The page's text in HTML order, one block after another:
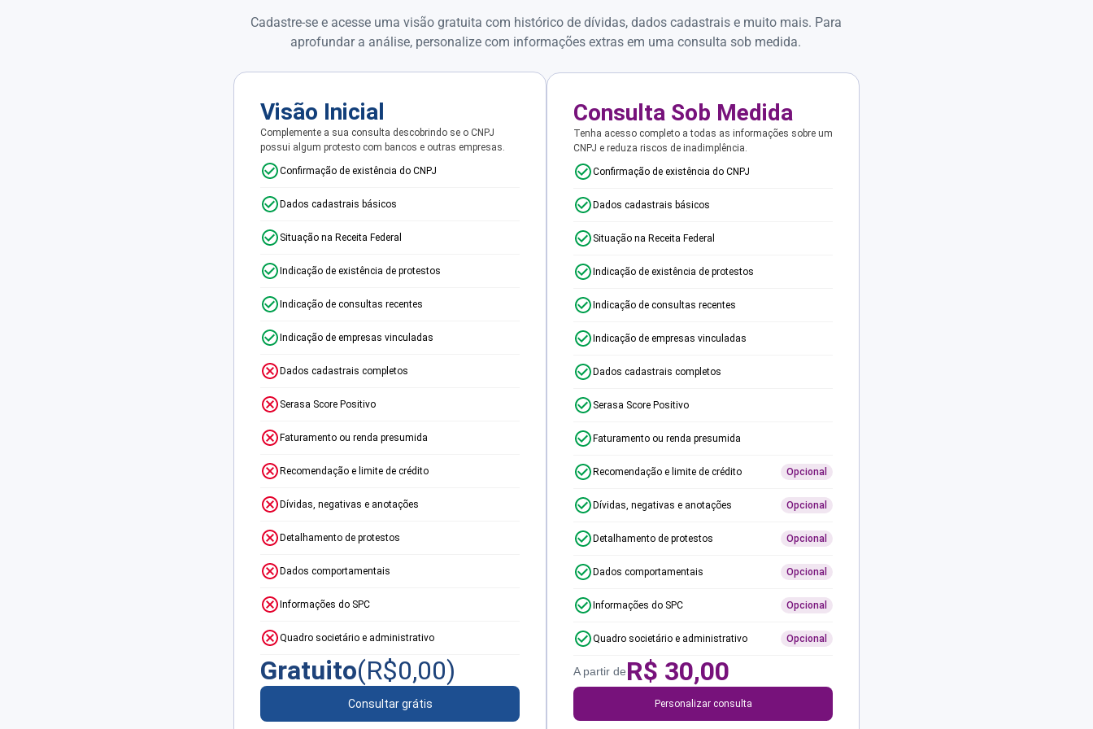
Cadastre-se e acesse uma visão gratuita com histórico de dívidas, dados cadastrais e muito mais. Para
aprofundar a análise, personalize com informações extras em uma consulta sob medida.
Visão Inicial
Complemente a sua consulta descobrindo se o CNPJ
possui algum protesto com bancos e outras empresas.
Confirmação de existência do CNPJ
Dados cadastrais básicos
Situação na Receita Federal
Indicação de existência de protestos
Indicação de consultas recentes
Indicação de empresas vinculadas
Dados cadastrais completos
Serasa Score Positivo
Faturamento ou renda presumida
Recomendação e limite de crédito
Dívidas, negativas e anotações
Detalhamento de protestos
Dados comportamentais
Informações do SPC
Quadro societário e administrativo
Gratuito(R$0,00)
Consultar grátis
Consulta Sob Medida
Tenha acesso completo a todas as informações sobre um
CNPJ e reduza riscos de inadimplência.
Confirmação de existência do CNPJ
Dados cadastrais básicos
Situação na Receita Federal
Indicação de existência de protestos
Indicação de consultas recentes
Indicação de empresas vinculadas
Dados cadastrais completos
Serasa Score Positivo
Faturamento ou renda presumida
Recomendação e limite de crédito Opcional
Dívidas, negativas e anotações Opcional
Detalhamento de protestos Opcional
Dados comportamentais Opcional
Informações do SPC Opcional
Quadro societário e administrativo Opcional
A partir deR$ 30,00
Personalizar consulta